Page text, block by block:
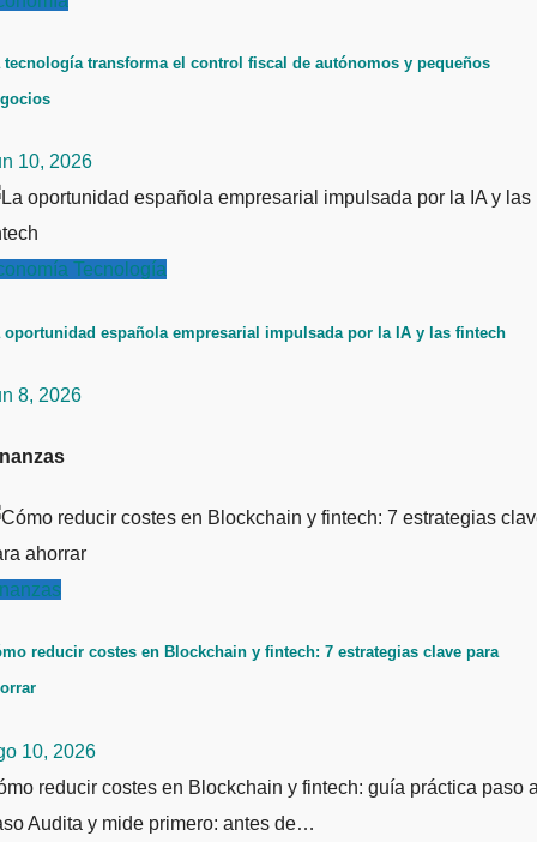
tecnología transforma el control fiscal de autónomos y pequeños
10, 2026
Tecnología
oportunidad española empresarial impulsada por la IA y las fintech
8, 2026
reducir costes en Blockchain y fintech: 7 estrategias clave para
10, 2026
reducir costes en Blockchain y fintech: guía práctica paso
Audita y mide primero: antes de…